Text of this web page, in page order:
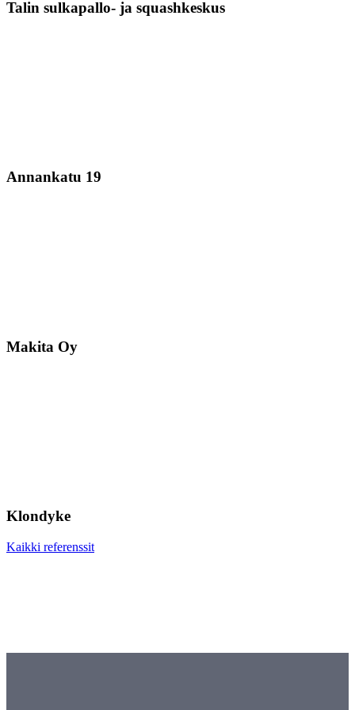
Talin sulkapallo- ja squashkeskus
Annankatu 19
Makita Oy
Klondyke
Kaikki referenssit